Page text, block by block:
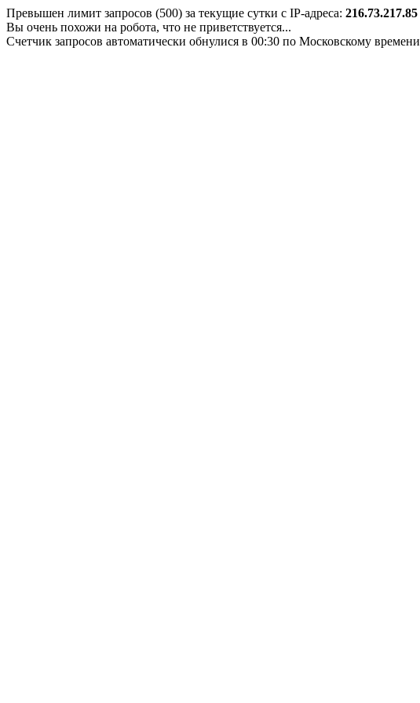
Превышен лимит запросов (500) за текущие сутки с IP-адреса: 216.73.217.85
Вы очень похожи на робота, что не приветствуется...
Счетчик запросов автоматически обнулися в 00:30 по Московскому времени